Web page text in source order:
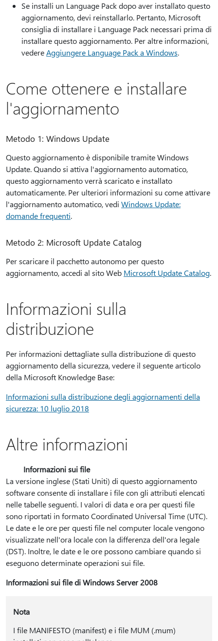
Se installi un Language Pack dopo aver installato questo
aggiornamento, devi reinstallarlo. Pertanto, Microsoft
consiglia di installare i Language Pack necessari prima di
installare questo aggiornamento. Per altre informazioni,
vedereAggiungere Language Pack a Windows.
Come ottenere e installare
l'aggiornamento
Metodo 1: Windows Update
Questo aggiornamento è disponibile tramite Windows
Update. Quando si attiva l'aggiornamento automatico,
questo aggiornamento verrà scaricato e installato
automaticamente. Per ulteriori informazioni su come attivare
l'aggiornamento automatico, vedi Windows Update:
domande frequenti.
Metodo 2: Microsoft Update Catalog
Per scaricare il pacchetto autonomo per questo
aggiornamento, accedi al sito Web Microsoft Update Catalog.
Informazioni sulla
distribuzione
Per informazioni dettagliate sulla distribuzione di questo
aggiornamento della sicurezza, vedere il seguente articolo
della Microsoft Knowledge Base:
Informazioni sulla distribuzione degli aggiornamenti della
sicurezza: 10 luglio 2018
Altre informazioni
Informazioni sui file
La versione inglese (Stati Uniti) di questo aggiornamento
software consente di installare i file con gli attributi elencati
nelle tabelle seguenti. I valori di data e ora per questi file
sono riportati in formato Coordinated Universal Time (UTC).
Le date e le ore per questi file nel computer locale vengono
visualizzate nell'ora locale con la differenza dell'ora legale
(DST). Inoltre, le date e le ore possono cambiare quando si
eseguono determinate operazioni sui file.
Informazioni sui file di Windows Server 2008
Nota
I file MANIFESTO (manifest) e i file MUM (.mum)